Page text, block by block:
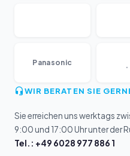
Panasonic
WIR BERATEN SIE
Sie erreichen uns werktags
9:00 und 17:00 Uhr unter der
Tel.: +49 6028 977 886 1